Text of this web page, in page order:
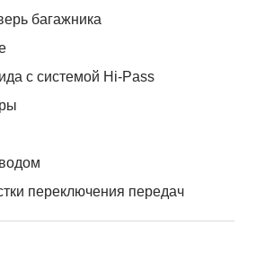
багажника
с системой Hi-Pass
переключения передач